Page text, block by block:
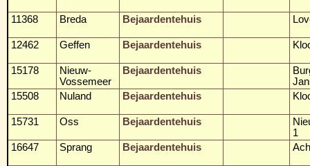
11368 Breda Bejaardentehuis
12462 Geffen Bejaardentehuis
15178
Nieuw-
Vossemeer
Bejaardentehuis
15508
Nuland Bejaardentehuis
15731 Oss Bejaardentehuis
1
16647
Sprang Bejaardentehuis